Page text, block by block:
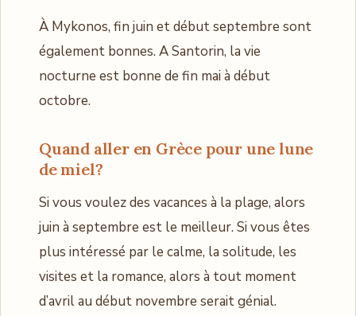
À Mykonos, fin juin et début septembre sont
également bonnes. A Santorin, la vie
nocturne est bonne de fin mai à début
octobre.
Quand aller en Grèce pour une lune
de miel?
Si vous voulez des vacances à la plage, alors
juin à septembre est le meilleur. Si vous êtes
plus intéressé par le calme, la solitude, les
visites et la romance, alors à tout moment
d’avril au début novembre serait génial.